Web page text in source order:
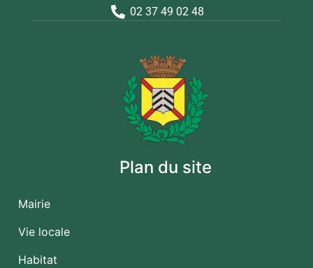
Plan du site
Mairie
Vie locale
Habitat
02 37 49 02 48